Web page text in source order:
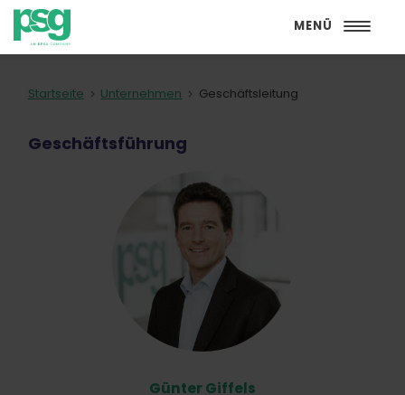
MENÜ
Startseite Unternehmen Geschäftsleitung
Geschäftsführung
Günter Giffels